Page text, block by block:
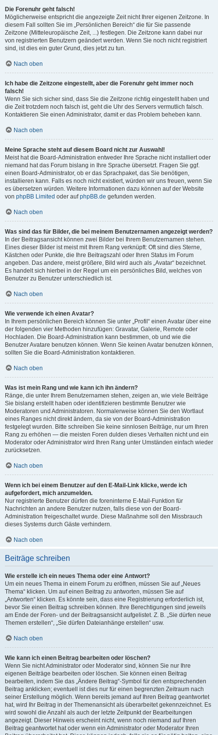
Die Forenuhr geht falsch!
Möglicherweise entspricht die angezeigte Zeit nicht Ihrer eigenen Zeitzone. In
diesem Fall sollten Sie im „Persönlichen Bereich“ die für Sie passende
Zeitzone (Mitteleuropäische Zeit, ...) festlegen. Die Zeitzone kann dabei nur
von registrierten Benutzern geändert werden. Wenn Sie noch nicht registriert
sind, ist dies ein guter Grund, dies jetzt zu tun.
Nach oben
Ich habe die Zeitzone eingestellt, aber die Forenuhr geht immer noch
falsch!
Wenn Sie sich sicher sind, dass Sie die Zeitzone richtig eingestellt haben und
die Zeit trotzdem noch falsch ist, geht die Uhr des Servers vermutlich falsch.
Kontaktieren Sie einen Administrator, damit er das Problem beheben kann.
Nach oben
Meine Sprache steht auf diesem Board nicht zur Auswahl!
Meist hat die Board-Administration entweder Ihre Sprache nicht installiert oder
niemand hat das Forum bislang in Ihre Sprache übersetzt. Fragen Sie ggf.
einen Board-Administrator, ob er das Sprachpaket, das Sie benötigen,
installieren kann. Falls es noch nicht existiert, würden wir uns freuen, wenn Sie
es übersetzen würden. Weitere Informationen dazu können auf der Website
von phpBB Limited oder aufphpBB.de gefunden werden.
Nach oben
Was sind das für Bilder, die bei meinem Benutzernamen angezeigt werden?
In der Beitragsansicht können zwei Bilder bei Ihrem Benutzernamen stehen.
Eines dieser Bilder ist meist mit Ihrem Rang verknüpft: Oft sind dies Sterne,
Kästchen oder Punkte, die Ihre Beitragszahl oder Ihren Status im Forum
angeben. Das andere, meist größere, Bild wird auch als „Avatar“ bezeichnet.
Es handelt sich hierbei in der Regel um ein persönliches Bild, welches von
Benutzer zu Benutzer unterschiedlich ist.
Nach oben
Wie verwende ich einen Avatar?
In Ihrem persönlichen Bereich können Sie unter „Profil“ einen Avatar über eine
der folgenden vier Methoden hinzufügen: Gravatar, Galerie, Remote oder
Hochladen. Die Board-Administration kann bestimmen, ob und wie die
Benutzer Avatare benutzen können. Wenn Sie keinen Avatar benutzen können,
sollten Sie die Board-Administration kontaktieren.
Nach oben
Was ist mein Rang und wie kann ich ihn ändern?
Ränge, die unter Ihrem Benutzernamen stehen, zeigen an, wie viele Beiträge
Sie bislang erstellt haben oder identifizieren bestimmte Benutzer wie
Moderatoren und Administratoren. Normalerweise können Sie den Wortlaut
eines Ranges nicht direkt ändern, da sie von der Board-Administration
festgelegt wurden. Bitte schreiben Sie keine sinnlosen Beiträge, nur um Ihren
Rang zu erhöhen — die meisten Foren dulden dieses Verhalten nicht und ein
Moderator oder Administrator wird Ihren Rang unter Umständen einfach wieder
zurücksetzen.
Nach oben
Wenn ich bei einem Benutzer auf den E-Mail-Link klicke, werde ich
aufgefordert, mich anzumelden.
Nur registrierte Benutzer dürfen die foreninterne E-Mail-Funktion für
Nachrichten an andere Benutzer nutzen, falls diese von der Board-
Administration freigeschaltet wurde. Diese Maßnahme soll den Missbrauch
dieses Systems durch Gäste verhindern.
Nach oben
Beiträge schreiben
Wie erstelle ich ein neues Thema oder eine Antwort?
Um ein neues Thema in einem Forum zu eröffnen, müssen Sie auf „Neues
Thema“ klicken. Um auf einen Beitrag zu antworten, müssen Sie auf
„Antworten“ klicken. Es könnte sein, dass eine Registrierung erforderlich ist,
bevor Sie einen Beitrag schreiben können. Ihre Berechtigungen sind jeweils
am Ende der Foren- und der Beitragsansicht aufgelistet. Z. B. „Sie dürfen neue
Themen erstellen“, „Sie dürfen Dateianhänge erstellen“ usw.
Nach oben
Wie kann ich einen Beitrag bearbeiten oder löschen?
Wenn Sie nicht Administrator oder Moderator sind, können Sie nur Ihre
eigenen Beiträge bearbeiten oder löschen. Sie können einen Beitrag
bearbeiten, indem Sie das „Ändere Beitrag“-Symbol für den entsprechenden
Beitrag anklicken; eventuell ist dies nur für einen begrenzten Zeitraum nach
seiner Erstellung möglich. Wenn bereits jemand auf Ihren Beitrag geantwortet
hat, wird Ihr Beitrag in der Themenansicht als überarbeitet gekennzeichnet. Es
wird sowohl die Anzahl als auch der letzte Zeitpunkt der Bearbeitungen
angezeigt. Dieser Hinweis erscheint nicht, wenn noch niemand auf Ihren
Beitrag geantwortet hat oder wenn ein Administrator oder Moderator Ihren